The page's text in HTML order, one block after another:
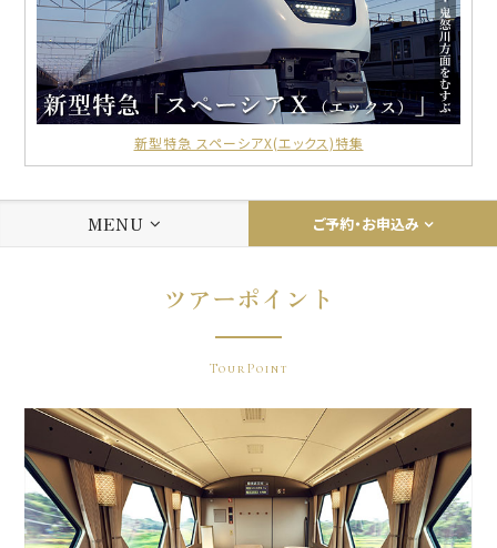
新型特急 スペーシアX(エックス)特集
MENU ご予約・お申込み
ツアーポイント
TourPoint